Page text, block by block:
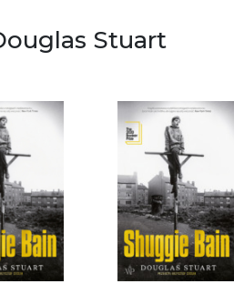
Stuart